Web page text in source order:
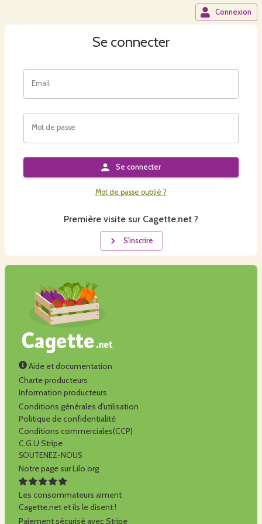
Connexion
Se connecter
Email
Mot de passe
Se connecter
Mot de passe oublié ?
Première visite sur Cagette.net ?
S'inscrire
Aide et documentation
Charte producteurs
Information producteurs
Conditions générales d'utilisation
Politique de confidentialité
Conditions commerciales(CCP)
C.G.U Stripe
SOUTENEZ-NOUS
Notre page sur Lilo.org
Les consommateurs aiment
Cagette.net et ils le disent !
Paiement sécurisé avec Stripe